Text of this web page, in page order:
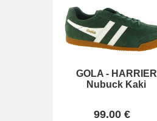
GOLA- HARRIER
Nubuck Kaki
99.00 €